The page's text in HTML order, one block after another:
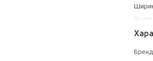
Бренд